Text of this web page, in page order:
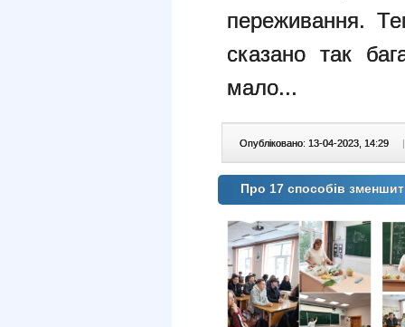
переживання.
сказано так
мало...
Опубліковано: 13-04-2023, 14:29 |
Про 17 способів